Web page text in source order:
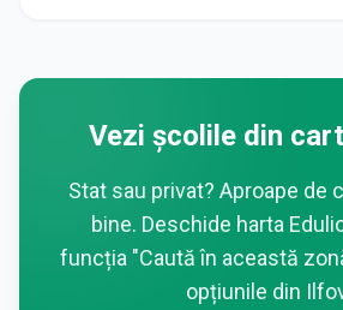
Vezi școlile din
Stat sau privat? Aproape de
bine. Deschide harta
funcția "Caută în această
opțiunile din